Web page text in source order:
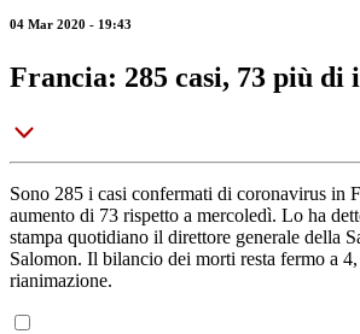
04 Mar 2020 - 19:43
Francia: 285 casi, 73 più di
Sono 285 i casi confermati di coronavirus in
aumento di 73 rispetto a mercoledì. Lo ha
stampa quotidiano il direttore generale della
Salomon. Il bilancio dei morti resta fermo a
rianimazione.